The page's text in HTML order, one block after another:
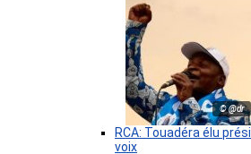
© @dr
RCA: Touadéra élu
voix